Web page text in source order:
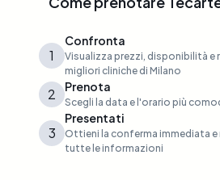
1
Confronta
Visualizza prezzi, disponibilità e
migliori cliniche di Milano
2 Prenota
Scegli la data e l'orario più
3
Presentati
Ottieni la conferma immediata e
tutte le informazioni